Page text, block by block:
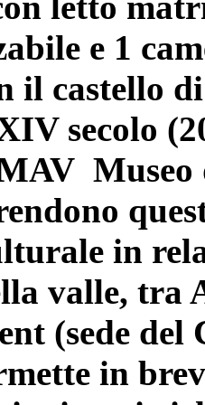
e 1
il castello
secolo
Museo
in
valle, tra
(sede del
in